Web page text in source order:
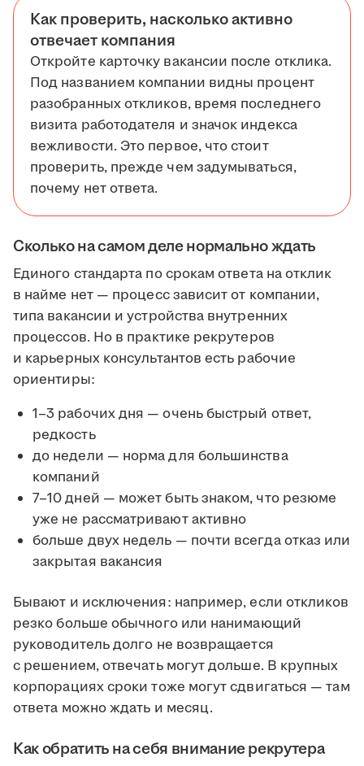
Как проверить, насколько активно
отвечает компания
Откройте карточку вакансии после отклика.
Под названием компании видны процент
разобранных откликов, время последнего
визита работодателя и значок индекса
вежливости. Это первое, что стоит
проверить, прежде чем задумываться,
почему нет ответа.
Сколько на самом деле нормально ждать
Единого стандарта по срокам ответа на отклик
в найме нет — процесс зависит от компании,
типа вакансии и устройства внутренних
процессов. Но в практике рекрутеров
и карьерных консультантов есть рабочие
ориентиры:
1–3 рабочих дня — очень быстрый ответ,
редкость
до недели — норма для большинства
компаний
7–10 дней — может быть знаком, что резюме
уже не рассматривают активно
больше двух недель — почти всегда отказ или
закрытая вакансия
Бывают и исключения: например, если откликов
резко больше обычного или нанимающий
руководитель долго не возвращается
с решением, отвечать могут дольше. В крупных
корпорациях сроки тоже могут сдвигаться — там
ответа можно ждать и месяц.
Как обратить на себя внимание рекрутера